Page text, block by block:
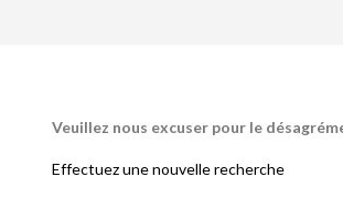
Veuillez nous excuser pour le
Effectuez une nouvelle recherche